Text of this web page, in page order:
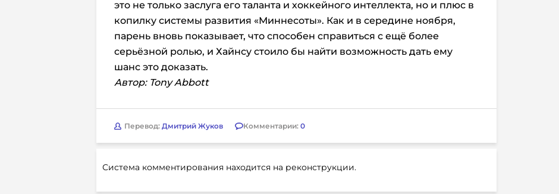
это не только заслуга его таланта и хоккейного интеллекта, но и плюс в
копилку системы развития «Миннесоты». Как и в середине ноября,
парень вновь показывает, что способен справиться с ещё более
серьёзной ролью, и Хайнсу стоило бы найти возможность дать ему
шанс это доказать.
Автор: Tony Abbott
Перевод: Дмитрий Жуков Комментарии: 0
Система комментирования находится на реконструкции.